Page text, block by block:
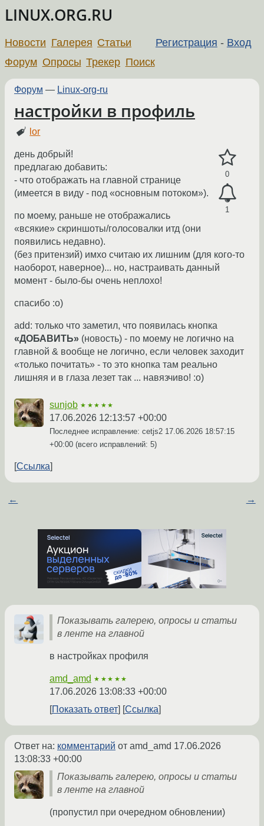
LINUX.ORG.RU
Регистрация - Вход
Новости Галерея Статьи
Форум Опросы Трекер Поиск
Форум — Linux-org-ru
настройки в профиль
lor
0
1
день добрый!
предлагаю добавить:
- что отображать на главной странице
(имеется в виду - под «основным потоком»).
по моему, раньше не отображались
«всякие» скриншоты/голосoвалки итд (они
появились недавно).
(без притензий) имхо считаю их лишним (для кого-то
наоборот, наверное)... но, настраивать данный
момент - было-бы очень неплохо!
спасибо :о)
add: только что заметил, что появилась кнопка
«ДОБАВИТЬ» (новость) - по моему не логично на
главной & вообще не логично, если человек заходит
«только почитать» - то это кнопка там реально
лишняя и в глаза лезет так ... навязчиво! :о)
sunjob ★★★★★
17.06.2026 12:13:57 +00:00
Последнее исправление: cetjs2 17.06.2026 18:57:15
+00:00 (всего исправлений: 5)
Ссылка
← →
Показывать галерею, опросы и статьи
в ленте на главной
в настройках профиля
amd_amd ★★★★★
17.06.2026 13:08:33 +00:00
Показать ответ
Ссылка
Ответ на: комментарий от amd_amd 17.06.2026
13:08:33 +00:00
Показывать галерею, опросы и статьи
в ленте на главной
(пропустил при очередном обновлении)